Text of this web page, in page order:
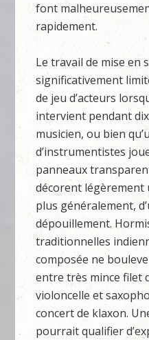
font
rapidement.
Le travail de mise en
significativement
de jeu d’acteurs
intervient pendant
musicien, ou bien
d’instrumentistes
panneaux
décorent légèrement
plus généralement,
dépouillement.
traditionnelles
composée ne
entre très mince filet
violoncelle et
concert de klaxon.
pourrait qualifier